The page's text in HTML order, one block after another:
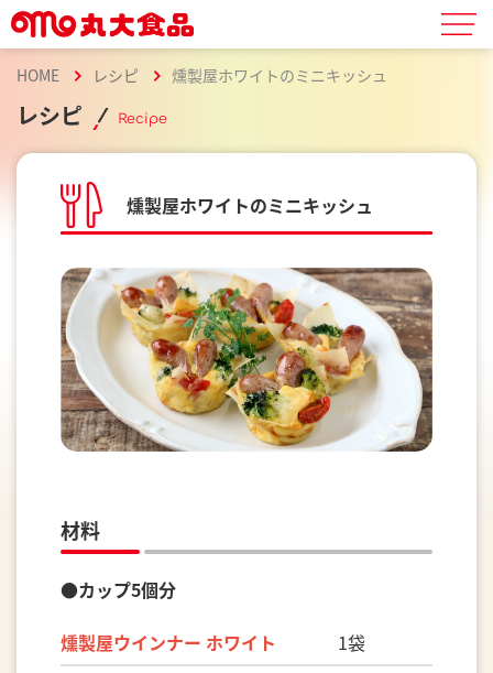
HOME レシピ 燻製屋ホワイトのミニキッシュ
レシピ Recipe
燻製屋ホワイトのミニキッシュ
材料
●カップ5個分
燻製屋ウインナー ホワイト 1袋